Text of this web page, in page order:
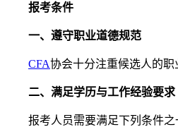
报考条件
一、遵守职业道德规范
CFA协会十分注重候选人的职
二、满足学历与工作经验要求
报考人员需要满足下列条件之